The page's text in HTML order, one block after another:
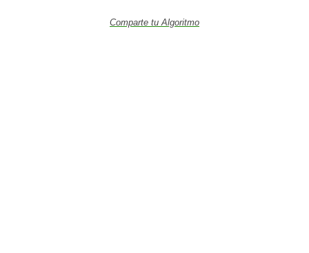
Comparte tu Algoritmo